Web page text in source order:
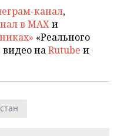
канал,
в MAXи
«Реального
наRutube и